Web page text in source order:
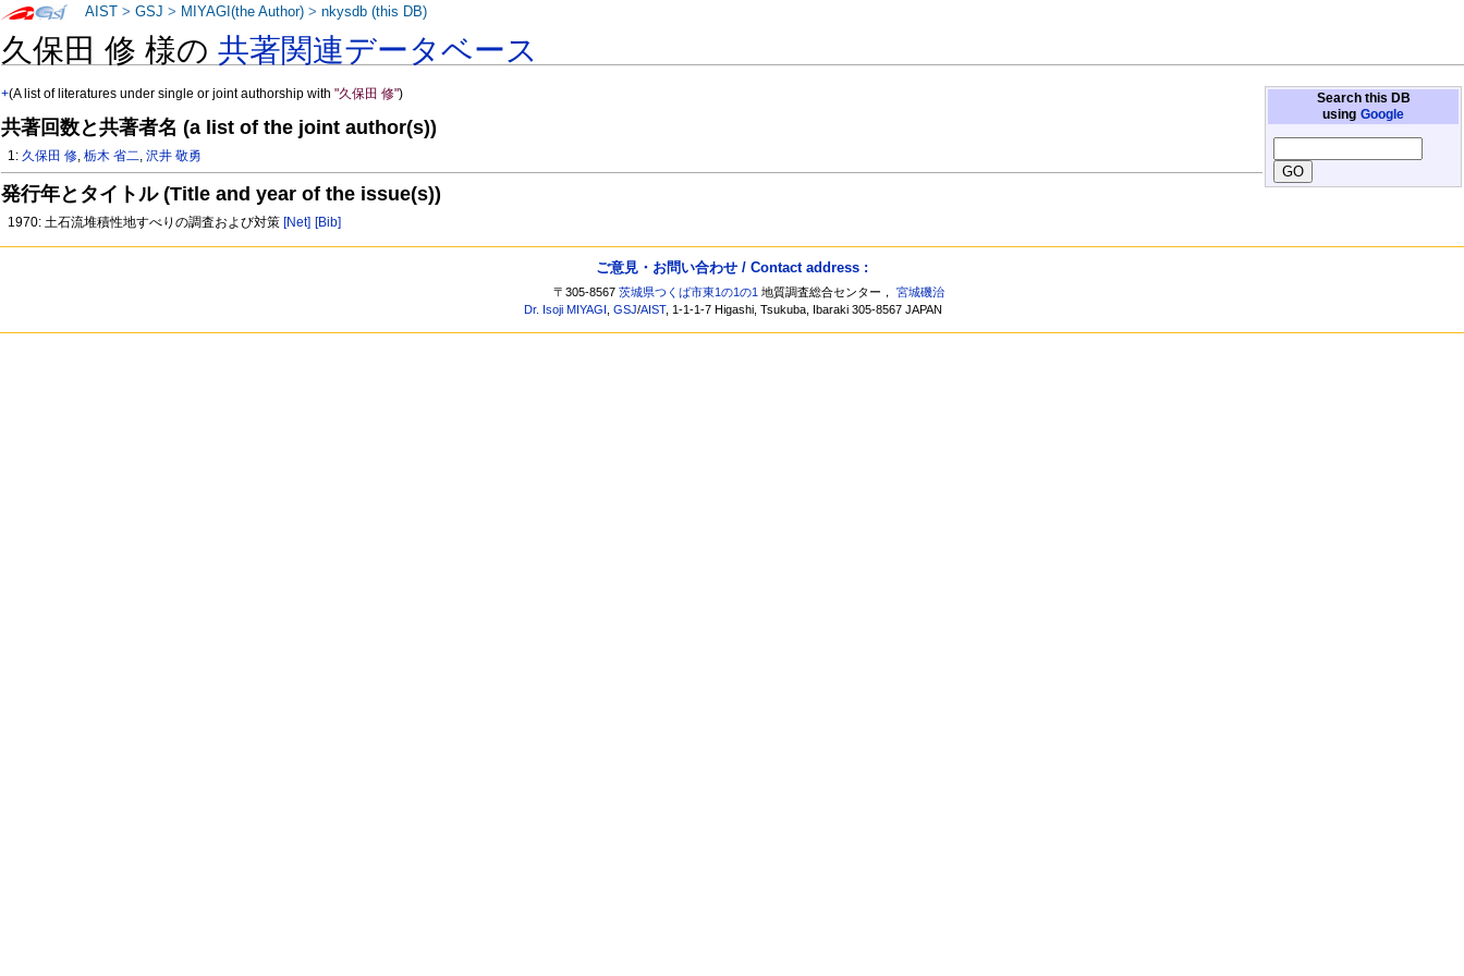
久保田 修 様の共著関連データベース
Search this DB
using Google
+(A list of literatures under single or joint authorship with"久保田 修")
共著回数と共著者名 (a list of the joint author(s))
1: 久保田 修,栃木 省二,沢井 敬勇
発行年とタイトル (Title and year of the issue(s))
1970: 土石流堆積性地すべりの調査および対策 [Net] [Bib]
AIST >GSJ > MIYAGI(the Author) >nkysdb (this DB)
ご意見・お問い合わせ / Contact address :
〒305-8567茨城県つくば市東1の1の1 地質調査総合センター，宮城磯治
Dr. Isoji MIYAGI ,GSJ/AIST, 1-1-1-7 Higashi, Tsukuba, Ibaraki 305-8567 JAPAN